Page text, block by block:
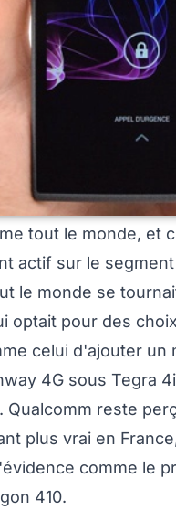
tout le monde, et
actif sur le
le monde se
optait pour des
celui d'ajouter un
4G sous Tegra
reste
plus vrai en
comme le
410.